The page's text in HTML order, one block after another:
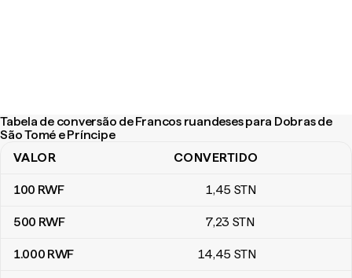
Tabela de conversão de Francos ruandeses para Dobras de
São Tomé e Príncipe
Tabela de conversão de Francos ruandeses para Dobras de
VALOR CONVERTIDO
100 RWF 1,45 STN
500 RWF 7,23 STN
1.000 RWF 14,45 STN